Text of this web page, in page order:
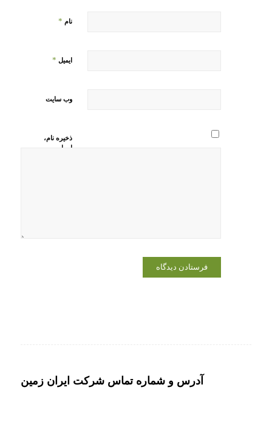
نام *
ایمیل *
وب‌ سایت
ذخیره نام،
ایمیل و
آدرس و شماره تماس شرکت ایران زمین